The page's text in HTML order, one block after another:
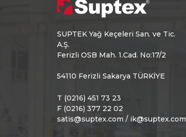
SUPTEK Yağ Keçeleri San. ve Tic.
A.Ş.
Ferizli OSB Mah. 1.Cad. No:17/2
54110 Ferizli Sakarya TÜRKİYE
T (0216) 451 73 23
F (0216) 377 22 02
satis@suptex.com / ik@suptex.com